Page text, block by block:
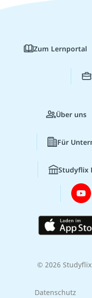
Zum Lernportal
Über uns
Für
Studyflix
© 2026 Studyflix
Datenschutz